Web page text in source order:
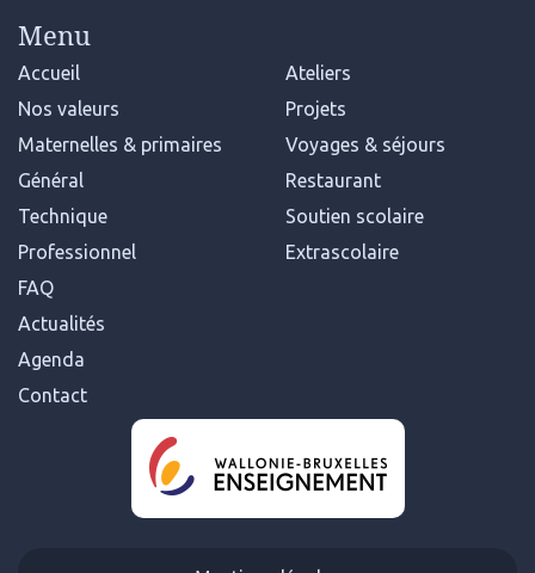
Menu
Accueil
Nos valeurs
Maternelles & primaires
Général
Technique
Professionnel
FAQ
Actualités
Agenda
Contact
Ateliers
Projets
Voyages & séjours
Restaurant
Soutien scolaire
Extrascolaire